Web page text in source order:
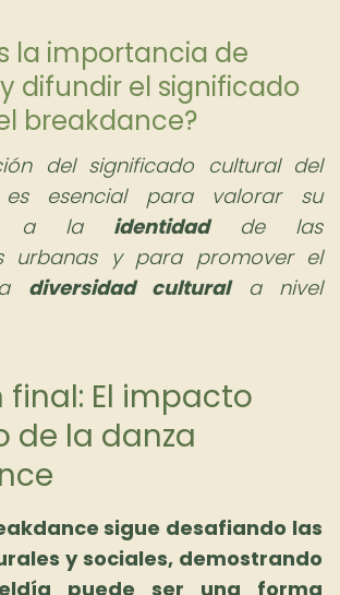
la importancia de
difundir el significado
breakdance?
del significado cultural del
es esencial para valorar su
a la identidadde las
urbanas y para promover el
diversidad culturala nivel
final: El impacto
de la danza
sigue desafiando las
y sociales, demostrando
puede ser una forma